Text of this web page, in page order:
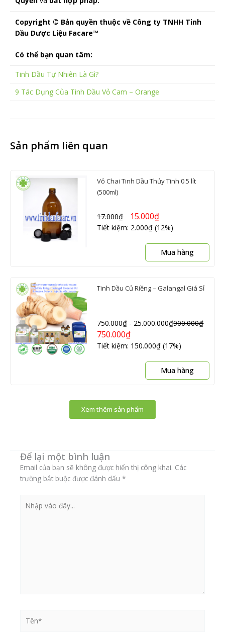
Copyright © Bản quyền thuộc về Công ty TNHH Tinh
Dầu Dược Liệu Facare™
Có thể bạn quan tâm:
Tinh Dầu Tự Nhiên Là Gì?
9 Tác Dụng Của Tinh Dầu Vỏ Cam – Orange
Sản phẩm liên quan
Vỏ Chai Tinh Dầu Thủy Tinh 0.5 lít
(500ml)
17.000₫ 15.000₫
Tiết kiệm: 2.000₫ (12%)
Mua hàng
Tinh Dầu Củ Riềng – Galangal Giá Sỉ
750.000₫ - 25.000.000₫900.000₫
750.000₫
Tiết kiệm: 150.000₫ (17%)
Mua hàng
Sản
Xem thêm sản phẩm
Để lại một bình luận
Email của bạn sẽ không được hiển thị công khai. Các
trường bắt buộc được đánh dấu *
vào